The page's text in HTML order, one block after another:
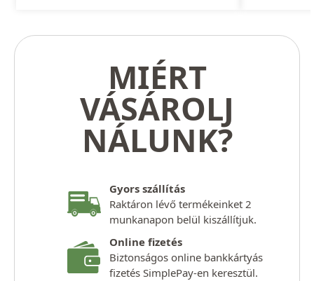
MIÉRT
VÁSÁROLJ
NÁLUNK?
Gyors szállítás
Raktáron lévő termékeinket 2
munkanapon belül kiszállítjuk.
Online fizetés
Biztonságos online bankkártyás
fizetés SimplePay-en keresztül.